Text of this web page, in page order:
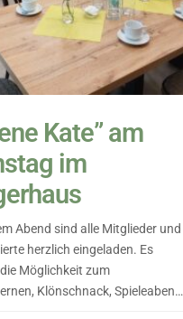
Kate” am
im
Abend sind alle Mitglieder und
herzlich eingeladen. Es
Möglichkeit zum
Klönschnack, Spieleabend,